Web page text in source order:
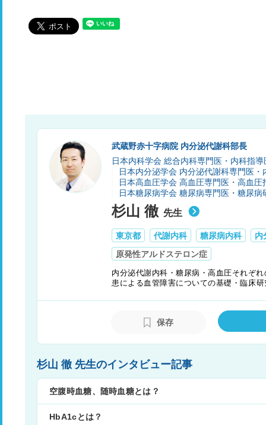
武蔵野赤十字病院 内分泌代謝科部長
日本内科学会 総合内科専門医・内科指導
日本内分泌学会 内分泌代謝科専門医・
日本高血圧学会 高血圧専門医・高血圧
日本糖尿病学会 糖尿病専門医・糖尿病
杉山 徹 先生
東京都 代謝内科 糖尿病内科
内
原発性アルドステロン症
内分泌代謝内科・糖尿病・高血圧それぞ
患による血管障害についての基礎・臨床
ィカルスタッフの指導も担っている。
保存
杉山 徹 先生のインタビュー記事
空腹時血糖、随時血糖とは？
HbA1cとは？